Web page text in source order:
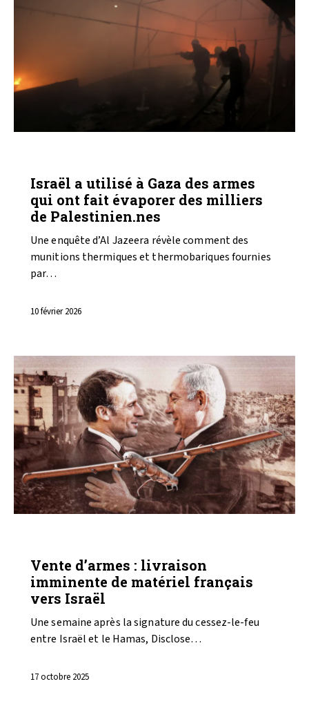
Israël a utilisé à Gaza des armes
qui ont fait évaporer des milliers
de Palestinien.nes
Une enquête d’Al Jazeera révèle comment des
munitions thermiques et thermobariques fournies
par…
10 février 2026
Vente d’armes : livraison
imminente de matériel français
vers Israël
Une semaine après la signature du cessez-le-feu
entre Israël et le Hamas, Disclose…
17 octobre 2025